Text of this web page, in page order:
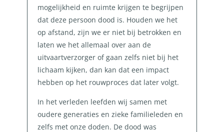
mogelijkheid en ruimte krijgen te begrijpen
dat deze persoon dood is. Houden we het
op afstand, zijn we er niet bij betrokken en
laten we het allemaal over aan de
uitvaartverzorger of gaan zelfs niet bij het
lichaam kijken, dan kan dat een impact
hebben op het rouwproces dat later volgt.
In het verleden leefden wij samen met
oudere generaties en zieke familieleden en
zelfs met onze doden. De dood was